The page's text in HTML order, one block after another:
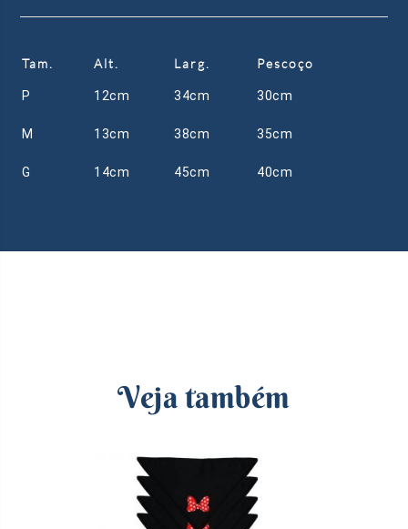
Tam. Alt. Larg. Pescoço
P 12cm 34cm 30cm
M 13cm 38cm 35cm
G 14cm 45cm 40cm
Veja também